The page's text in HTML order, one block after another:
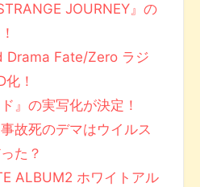
JOURNEY』の
Drama Fate/Zero ラジ
！
』の実写化が決定！
故死のデマはウイルス
た？
ALBUM2 ホワイトアル